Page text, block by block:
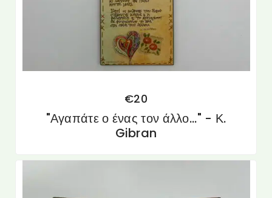
€20
"Αγαπάτε ο ένας τον άλλο..." - Κ.
Gibran